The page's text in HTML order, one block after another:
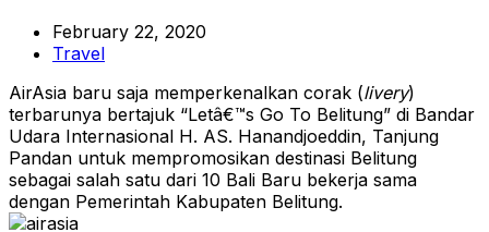
February 22, 2020
Travel
AirAsia baru saja memperkenalkan corak (livery)
terbarunya bertajuk “Letâ€™s Go To Belitung” di Bandar
Udara Internasional H. AS. Hanandjoeddin, Tanjung
Pandan untuk mempromosikan destinasi Belitung
sebagai salah satu dari 10 Bali Baru bekerja sama
dengan Pemerintah Kabupaten Belitung.